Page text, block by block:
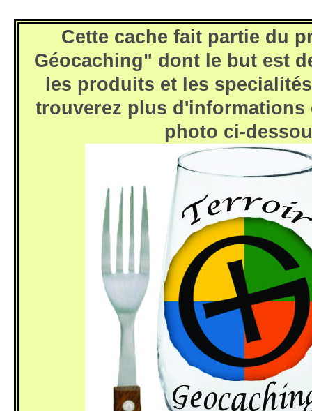
Cette cache fait partie du
Géocaching" dont le but est
les produits et les
trouverez plus
photo ci-